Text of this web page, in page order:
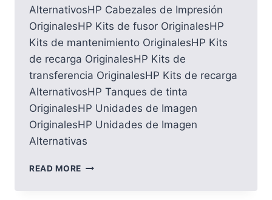
AlternativosHP Cabezales de Impresión
OriginalesHP Kits de fusor OriginalesHP
Kits de mantenimiento OriginalesHP Kits
de recarga OriginalesHP Kits de
transferencia OriginalesHP Kits de recarga
AlternativosHP Tanques de tinta
OriginalesHP Unidades de Imagen
OriginalesHP Unidades de Imagen
Alternativas
READ MORE HP